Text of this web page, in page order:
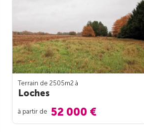
Terrain de 2505m2 à
Loches
à partir de 52 000 €